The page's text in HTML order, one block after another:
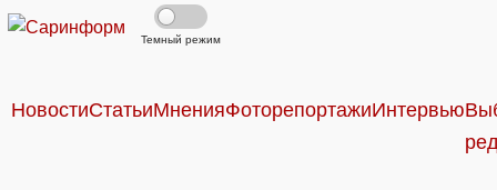
Темный режим
НовостиСтатьиМненияФоторепортажиИнтервью